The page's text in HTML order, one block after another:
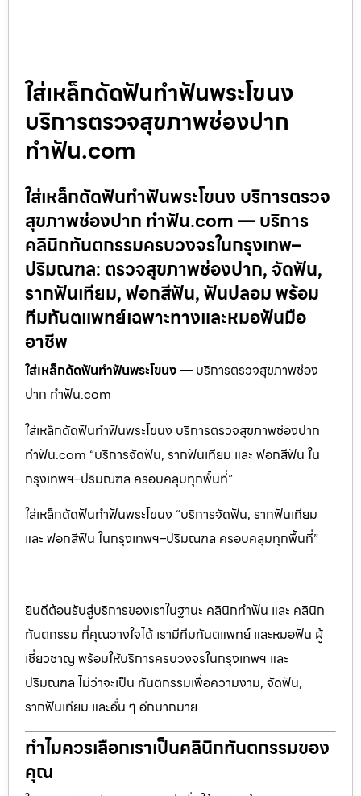
ใส่เหล็กดัดฟันทำฟันพระโขนง
บริการตรวจสุขภาพช่องปาก
ทำฟัน.com
ใส่เหล็กดัดฟันทำฟันพระโขนง บริการตรวจ
สุขภาพช่องปาก ทำฟัน.com — บริการ
คลินิกทันตกรรมครบวงจรในกรุงเทพ–
ปริมณฑล: ตรวจสุขภาพช่องปาก, จัดฟัน,
รากฟันเทียม, ฟอกสีฟัน, ฟันปลอม พร้อม
ทีมทันตแพทย์เฉพาะทางและหมอฟันมือ
อาชีพ
ใส่เหล็กดัดฟันทำฟันพระโขนง— บริการตรวจสุขภาพช่อง
ปาก ทำฟัน.com
ใส่เหล็กดัดฟันทำฟันพระโขนง บริการตรวจสุขภาพช่องปาก
ทำฟัน.com “บริการจัดฟัน, รากฟันเทียม และ ฟอกสีฟัน ใน
กรุงเทพฯ–ปริมณฑล ครอบคลุมทุกพื้นที่”
ใส่เหล็กดัดฟันทำฟันพระโขนง “บริการจัดฟัน, รากฟันเทียม
และ ฟอกสีฟัน ในกรุงเทพฯ–ปริมณฑล ครอบคลุมทุกพื้นที่”
ยินดีต้อนรับสู่บริการของเราในฐานะ คลินิกทำฟัน และ คลินิก
ทันตกรรม ที่คุณวางใจได้ เรามีทีมทันตแพทย์ และหมอฟัน ผู้
เชี่ยวชาญ พร้อมให้บริการครบวงจรในกรุงเทพฯ และ
ปริมณฑล ไม่ว่าจะเป็น ทันตกรรมเพื่อความงาม, จัดฟัน,
รากฟันเทียม และอื่น ๆ อีกมากมาย
ทำไมควรเลือกเราเป็นคลินิกทันตกรรมของ
คุณ